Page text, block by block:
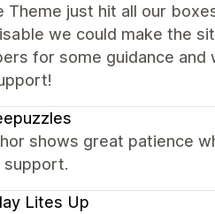
Theme just hit all our
we could make the
for some guidance
shows great patience
support.
Lites Up